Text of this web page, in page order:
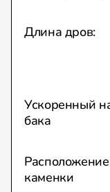
Длина дров:
Ускоренный
бака
Расположение
каменки